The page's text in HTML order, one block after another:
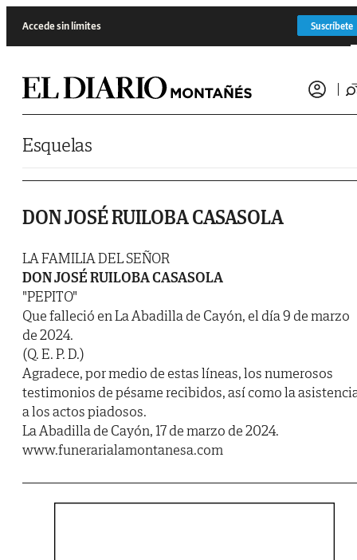
Accede sin límites Suscríbete
Esquelas
DON JOSÉ RUILOBA CASASOLA
LA FAMILIA DEL SEÑOR
DON JOSÉ RUILOBA CASASOLA
"PEPITO"
Que falleció en La Abadilla de Cayón, el día 9 de marzo
de 2024.
(Q. E. P. D.)
Agradece, por medio de estas líneas, los numerosos
testimonios de pésame recibidos, así como la
a los actos piadosos.
La Abadilla de Cayón, 17 de marzo de 2024.
www.funerarialamontanesa.com